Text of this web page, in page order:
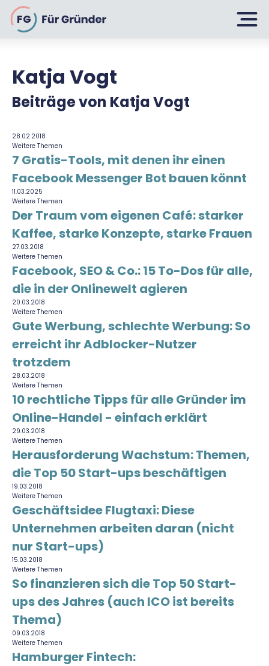
FG
Planen
Über 500 Geschäftsideen
Bin ich ein Gründer?
Geschäftsmodell entwickeln
Businessplan schreiben
Businessplan-Vorlage & Muster
Finanzplan erstellen
Top 15 Franchise
Die besten Gründerkredite
Gründerwettbewerbe finden
Gründen
Firma gründen: 10 Tipps
Rechtsform wählen
UG gründen
GmbH gründen
Geschäftskonto-Vergleich
Unternehmen anmelden
Schutzrechte anmelden
Kleingewerbe anmelden
Unsere Gründungspakete
Wachsen
6 Tipps zum Start
Fördermittelcheck machen
Kunden gewinnen
Website erstellen
Rechnung schreiben
Buchhaltung erledigen
Online-Kredit anfragen
Kassensystem
Versicherungen
Finanzieren
Fördermittel
Gründungszuschuss
Kredit für Existenzgründer
Business Angels
Zuschüsse
Kontokorrenkredit
Flexible Kreditlinie
Firmenkonto
Tools
Businessplan-Software
Business Model Canvas
Gründertest
Gründungsassistent
Finanzplan Tool
Preiskalkulation
Buchhaltungssoftware
Lohnsoftware
Weitere Tools & Vorlagen
Vergleiche
Angebote
Unsere Gründungspakete
Geförderte Beratung
Finanzierungsangebote
Marke, AGB & Datenschutz
Geschäftskonto eröffnen
Richtig versichern
Steuerberatung
Software
Deals
Katja Vogt
Beiträge von Katja Vogt
28.02.2018
Weitere Themen
7 Gratis-Tools, mit denen ihr einen
Facebook Messenger Bot bauen könnt
11.03.2025
Weitere Themen
Der Traum vom eigenen Café: starker
Kaffee, starke Konzepte, starke Frauen
27.03.2018
Weitere Themen
Facebook, SEO & Co.: 15 To-Dos für alle,
die in der Onlinewelt agieren
20.03.2018
Weitere Themen
Gute Werbung, schlechte Werbung: So
erreicht ihr Adblocker-Nutzer
trotzdem
28.03.2018
Weitere Themen
10 rechtliche Tipps für alle Gründer im
Online-Handel - einfach erklärt
29.03.2018
Weitere Themen
Herausforderung Wachstum: Themen,
die Top 50 Start-ups beschäftigen
19.03.2018
Weitere Themen
Geschäftsidee Flugtaxi: Diese
Unternehmen arbeiten daran (nicht
nur Start-ups)
15.03.2018
Weitere Themen
So finanzieren sich die Top 50 Start-
ups des Jahres (auch ICO ist bereits
Thema)
09.03.2018
Weitere Themen
Hamburger Fintech: